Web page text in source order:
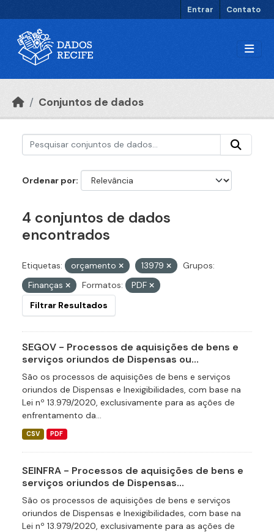
Entrar Contato
Conjuntos de dados
Ordenar por
4 conjuntos de dados
encontrados
Etiquetas: orçamento 13979
Grupos:
Finanças
Formatos:
PDF
Filtrar Resultados
SEGOV - Processos de aquisições de bens e
serviços oriundos de Dispensas ou...
São os processos de aquisições de bens e serviços
oriundos de Dispensas e Inexigibilidades, com base na
Lei nº 13.979/2020, exclusivamente para as ações de
enfrentamento da...
CSV PDF
SEINFRA - Processos de aquisições de bens e
serviços oriundos de Dispensas...
São os processos de aquisições de bens e serviços
oriundos de Dispensas e Inexigibilidades, com base na
Lei nº 13.979/2020, exclusivamente para as ações de